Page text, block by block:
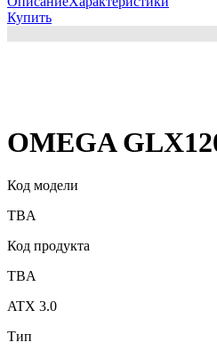
Купить
OMEGA
Код модели
TBA
Код продукта
TBA
ATX 3.0
Тип